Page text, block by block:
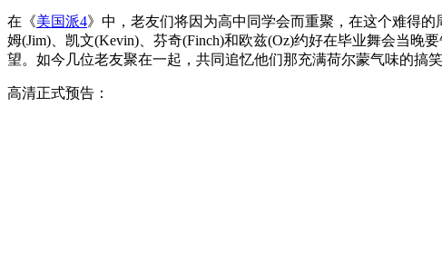
在《美国派4》中，老友们将因为高中同学会而重聚，在这个难得
姆(Jim)、凯文(Kevin)、芬奇(Finch)和欧兹(Oz)约好在毕业舞会当
望。如今几位老友聚在一起，共同追忆他们那充满荷尔蒙气味的搞笑
高清正式预告：